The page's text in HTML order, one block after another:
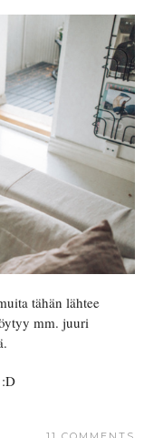
tähän lähtee
mm. juuri